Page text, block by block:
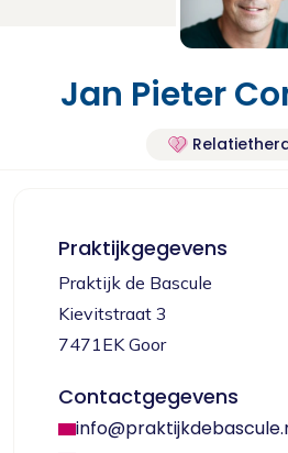
Jan Pieter
Praktijkgegevens
Praktijk de Bascule
Kievitstraat 3
7471EK Goor
Contactgegevens